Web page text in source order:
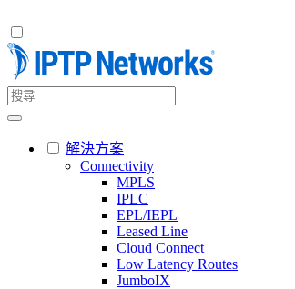
解決方案
Connectivity
MPLS
IPLC
EPL/IEPL
Leased Line
Cloud Connect
Low Latency Routes
JumboIX